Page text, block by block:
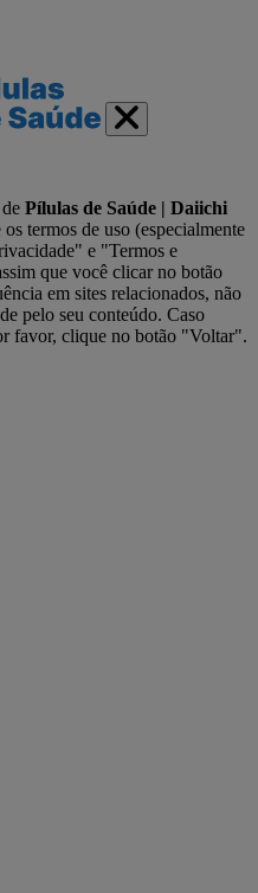
Pílulas de Saúde | Daiichi
termos de uso (especialmente
e "Termos e
que você clicar no botão
em sites relacionados, não
pelo seu conteúdo. Caso
favor, clique no botão "Voltar".